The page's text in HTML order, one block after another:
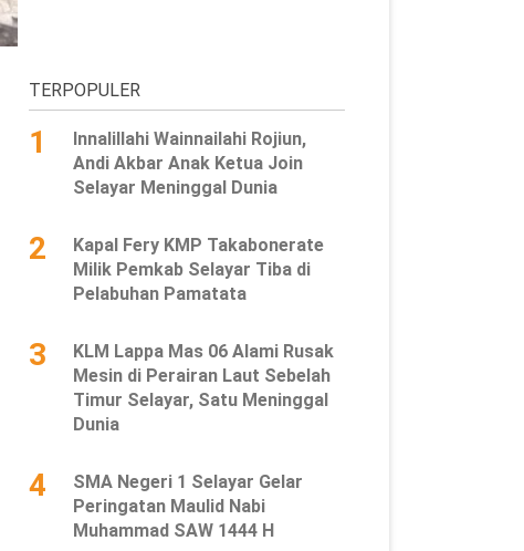
TERPOPULER
1
Innalillahi Wainnailahi Rojiun,
Andi Akbar Anak Ketua Join
Selayar Meninggal Dunia
2
Kapal Fery KMP Takabonerate
Milik Pemkab Selayar Tiba di
Pelabuhan Pamatata
3
KLM Lappa Mas 06 Alami Rusak
Mesin di Perairan Laut Sebelah
Timur Selayar, Satu Meninggal
Dunia
4
SMA Negeri 1 Selayar Gelar
Peringatan Maulid Nabi
Muhammad SAW 1444 H